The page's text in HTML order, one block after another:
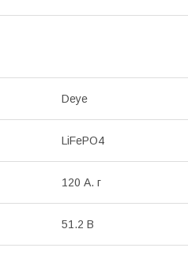
Deye
LiFePO4
120 А. г
51.2 В